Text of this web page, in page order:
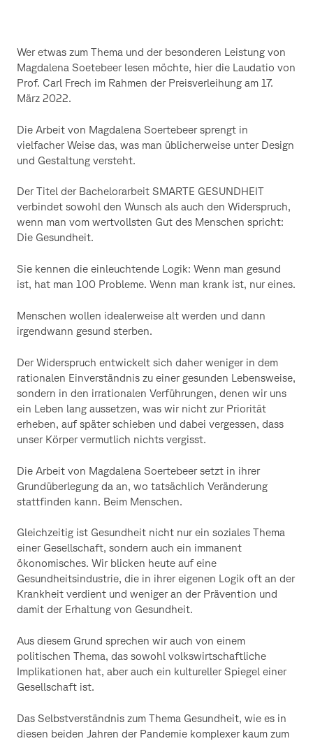
Wer etwas zum Thema und der besonderen Leistung von
Magdalena Soetebeer lesen möchte, hier die Laudatio von
Prof. Carl Frech im Rahmen der Preisverleihung am 17.
März 2022.
Die Arbeit von Magdalena Soertebeer sprengt in
vielfacher Weise das, was man üblicherweise unter Design
und Gestaltung versteht.
Der Titel der Bachelorarbeit SMARTE GESUNDHEIT
verbindet sowohl den Wunsch als auch den Widerspruch,
wenn man vom wertvollsten Gut des Menschen spricht:
Die Gesundheit.
Sie kennen die einleuchtende Logik: Wenn man gesund
ist, hat man 100 Probleme. Wenn man krank ist, nur eines.
Menschen wollen idealerweise alt werden und dann
irgendwann gesund sterben.
Der Widerspruch entwickelt sich daher weniger in dem
rationalen Einverständnis zu einer gesunden Lebensweise,
sondern in den irrationalen Verführungen, denen wir uns
ein Leben lang aussetzen, was wir nicht zur Priorität
erheben, auf später schieben und dabei vergessen, dass
unser Körper vermutlich nichts vergisst.
Die Arbeit von Magdalena Soertebeer setzt in ihrer
Grundüberlegung da an, wo tatsächlich Veränderung
stattfinden kann. Beim Menschen.
Gleichzeitig ist Gesundheit nicht nur ein soziales Thema
einer Gesellschaft, sondern auch ein immanent
ökonomisches. Wir blicken heute auf eine
Gesundheitsindustrie, die in ihrer eigenen Logik oft an der
Krankheit verdient und weniger an der Prävention und
damit der Erhaltung von Gesundheit.
Aus diesem Grund sprechen wir auch von einem
politischen Thema, das sowohl volkswirtschaftliche
Implikationen hat, aber auch ein kultureller Spiegel einer
Gesellschaft ist.
Das Selbstverständnis zum Thema Gesundheit, wie es in
diesen beiden Jahren der Pandemie komplexer kaum zum